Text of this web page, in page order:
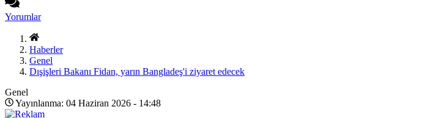
Yorumlar
Haberler
Genel
Dışişleri Bakanı Fidan, yarın Bangladeş'i ziyaret edecek
Genel
Yayınlanma: 04 Haziran 2026 - 14:48